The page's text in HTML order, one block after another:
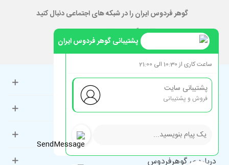
گوهر فردوس ایران را در شبکه های اجتماعی دنبال کنید
حساب کاربری
راهنمای مشتریان
دسته‌بندی‌های پرطرفدار
درباره ی گوهرفردوس
پشتیبانی گوهر فردوس ایران
ساعت کاری از 10:30 الی 21:00
پشتیبانی سایت
فروش و پشتیبانی